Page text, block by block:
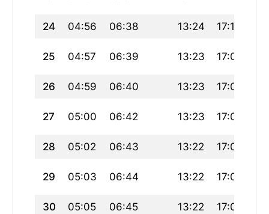
24 04:56 06:38 13:24 17:10
25 04:57 06:39 13:23 17:09
26 04:59 06:40 13:23 17:08
27 05:00 06:42 13:23 17:07
28 05:02 06:43 13:22 17:06
29 05:03 06:44 13:22 17:05
30 05:05 06:45 13:22 17:04